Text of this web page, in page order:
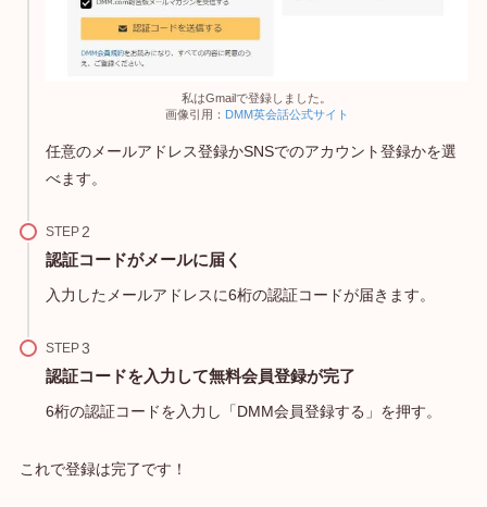
私はGmailで登録しました。
画像引用： DMM英会話公式サイト
任意のメールアドレス登録かSNSでのアカウント登録かを選
べます。
STEP
認証コードがメールに届く
入力したメールアドレスに6桁の認証コードが届きます。
STEP
認証コードを入力して無料会員登録が完了
6桁の認証コードを入力し「DMM会員登録する」を押す。
これで登録は完了です！